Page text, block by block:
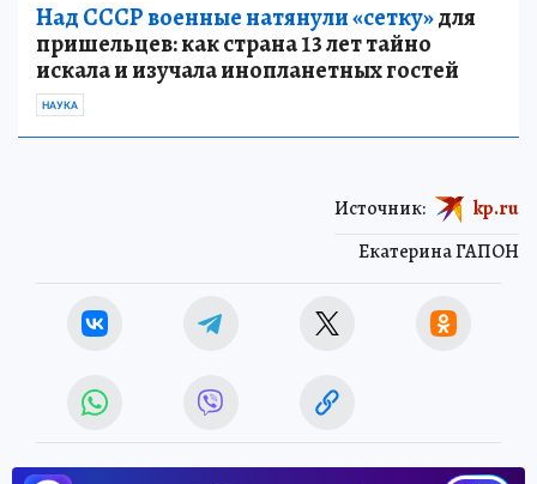
Над СССР военные натянули «сетку»для
пришельцев: как страна 13 лет тайно
искала и изучала инопланетных гостей
НАУКА
Екатерина ГАПОН
Источник: kp.ru